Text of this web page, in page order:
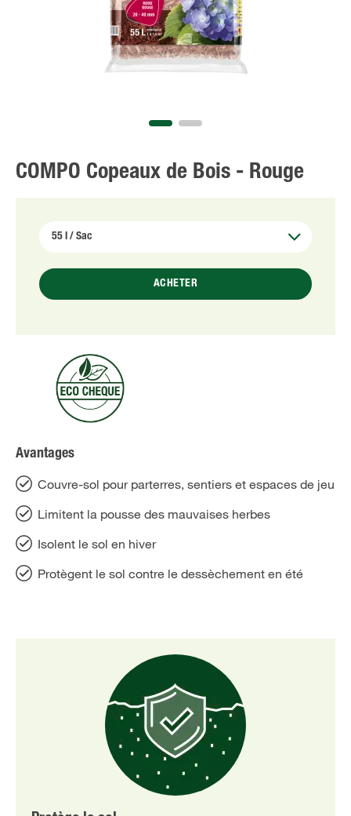
COMPO Copeaux de Bois - Rouge
ACHETER
Avantages
Couvre-sol pour parterres, sentiers et espaces de jeu
Limitent la pousse des mauvaises herbes
Isolent le sol en hiver
Protègent le sol contre le dessèchement en été